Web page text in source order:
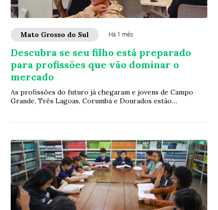
Mato Grosso do Sul Há 1 mês
Descubra se seu filho está preparado
para profissões que vão dominar o
mercado
As profissões do futuro já chegaram e jovens de Campo
Grande, Três Lagoas, Corumbá e Dourados estão